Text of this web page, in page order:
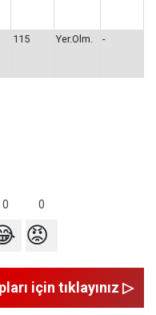
115 Yer.Olm. -
0 0
😡
için tıklayınız ▷